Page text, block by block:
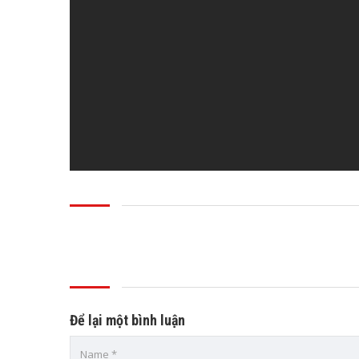
Để lại một bình luận